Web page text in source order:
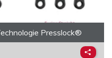
Presslock®